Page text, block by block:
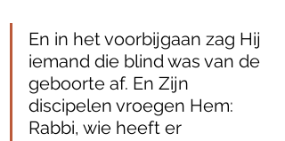
En in het voorbijgaan zag Hij
iemand die blind was van de
geboorte af. En Zijn
discipelen vroegen Hem:
Rabbi, wie heeft er